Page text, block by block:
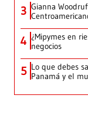
3 Gianna
4 ¿Mipymes en
negocios
5 Lo que debes
Panamá y el